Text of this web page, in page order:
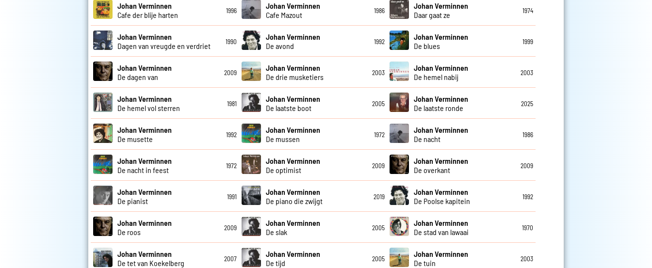
Johan Verminnen
Cafe der blije harten
1996
Johan Verminnen
Cafe Mazout
1986
Johan Verminnen
Daar gaat ze
1974
Johan Verminnen
Dagen van vreugde en verdriet
1990
Johan Verminnen
De avond
1992
Johan Verminnen
De blues
1999
Johan Verminnen
De dagen van
2009
Johan Verminnen
De drie musketiers
2003
Johan Verminnen
De hemel nabij
2003
Johan Verminnen
De hemel vol sterren
1981
Johan Verminnen
De laatste boot
2005
Johan Verminnen
De laatste ronde
2025
Johan Verminnen
De musette
1992
Johan Verminnen
De mussen
1972
Johan Verminnen
De nacht
1986
Johan Verminnen
De nacht in feest
1972
Johan Verminnen
De optimist
2009
Johan Verminnen
De overkant
2009
Johan Verminnen
De pianist
1991
Johan Verminnen
De piano die zwijgt
2019
Johan Verminnen
De Poolse kapitein
1992
Johan Verminnen
De roos
2009
Johan Verminnen
De slak
2005
Johan Verminnen
De stad van lawaai
1970
Johan Verminnen
De tet van Koekelberg
2007
Johan Verminnen
De tijd
2005
Johan Verminnen
De tuin
2003